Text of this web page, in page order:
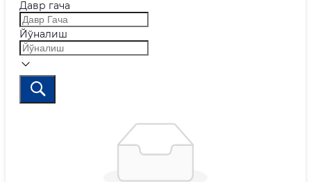
Давр гача
Йўналиш